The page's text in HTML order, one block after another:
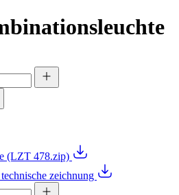
(LZT 478.zip)
zeichnung